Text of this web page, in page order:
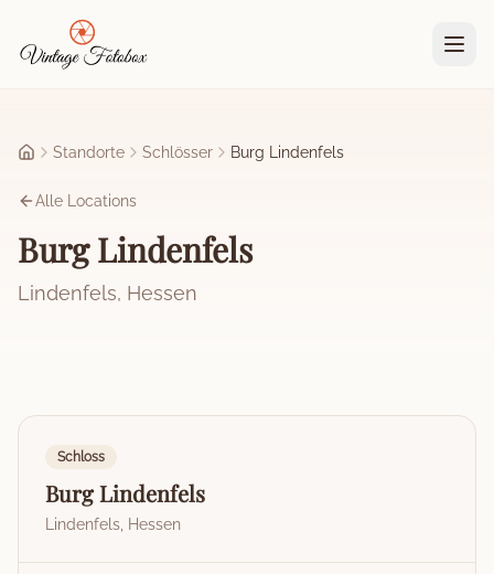
Startseite
Standorte Schlösser Burg Lindenfels
Alle Locations
Burg Lindenfels
Lindenfels, Hessen
Schloss
Burg Lindenfels
Lindenfels Hessen